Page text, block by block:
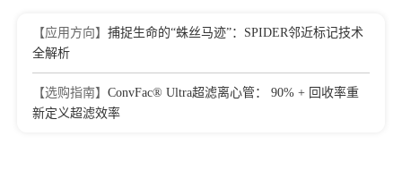
【应用方向】 捕捉生命的“蛛丝马迹”：SPIDER邻近标记技术
全解析
【选购指南】 ConvFac® Ultra超滤离心管： 90% + 回收率重
新定义超滤效率